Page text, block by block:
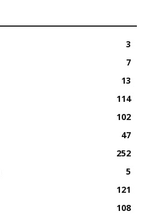
3
7
13
114
102
47
252
5
121
108